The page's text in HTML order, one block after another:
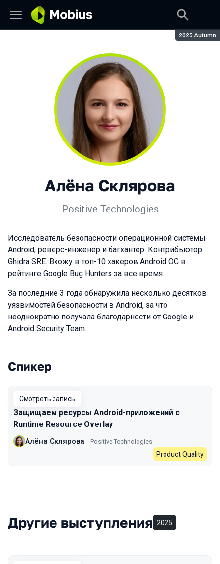
Сезон:
2025 Autumn
Алёна Склярова
Positive Technologies
Исследователь безопасности операционной системы
Android, реверс-инженер и багхантер. Контрибьютор
Ghidra SRE. Вхожу в топ-10 хакеров Android OС в
рейтинге Google Bug Hunters за все время.
За последние 3 года обнаружила несколько десятков
уязвимостей безопасности в Android, за что
неоднократно получала благодарности от Google и
Android Security Team.
Выступления в сезоне 2025 Autumn
Спикер
Смотреть запись
Защищаем ресурсы Android-приложений с
Runtime Resource Overlay
Алёна Склярова Positive Technologies
Product Quality
Другие выступления 2025